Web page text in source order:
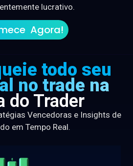
lucrativo.
Agora!
todo seu
no trade na
do Trader
Vencedoras e Insights de
em Tempo Real.